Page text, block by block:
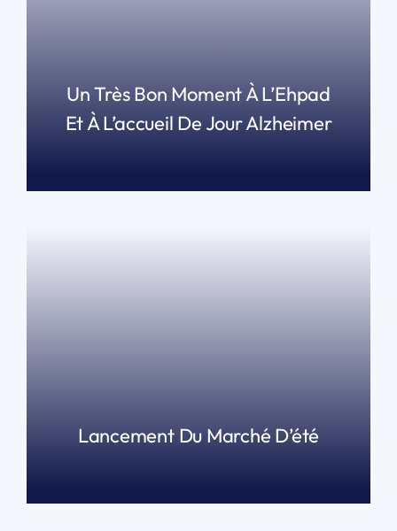
Un Très Bon Moment À L’Ehpad
Et À L’accueil De Jour Alzheimer
Lancement Du Marché D’été